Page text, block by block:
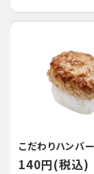
こだわりハンバ
140円(税込)